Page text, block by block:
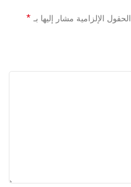
الحقول الإلزامية مشار إليها بـ *